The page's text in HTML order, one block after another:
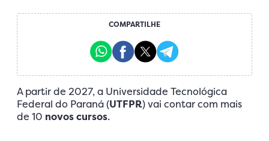
COMPARTILHE
A partir de 2027, a Universidade Tecnológica
Federal do Paraná (UTFPR) vai contar com mais
de 10 novos cursos.